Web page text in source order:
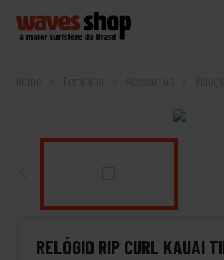
Home Feminino
RELÓGIO RIP CURL KAUAI